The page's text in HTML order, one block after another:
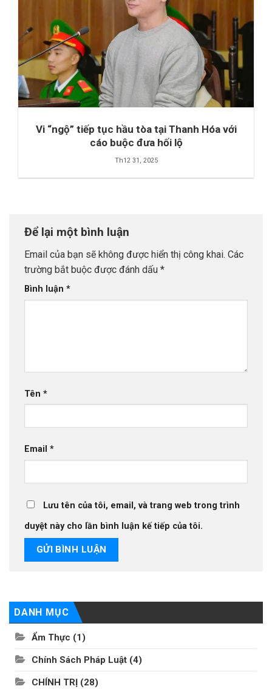
Vi “ngộ” tiếp tục hầu tòa tại Thanh Hóa với
cáo buộc đưa hối lộ
Th12 31, 2025
Để lại một bình luận
Email của bạn sẽ không được hiển thị công khai. Các
trường bắt buộc được đánh dấu *
Bình luận *
Tên *
Email *
Lưu tên của tôi, email, và trang web trong trình
duyệt này cho lần bình luận kế tiếp của tôi.
DANH MỤC
Ẩm Thực (1)
Chính Sách Pháp Luật (4)
CHÍNH TRỊ (28)